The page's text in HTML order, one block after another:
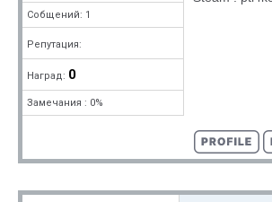
Собщений: 1
Репутация:
Наград: 0
Замечания : 0%